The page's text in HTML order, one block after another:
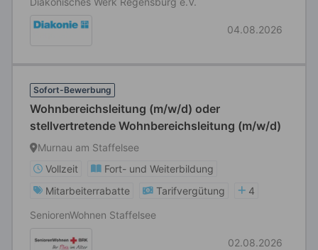
04.08.2026
Sofort-Bewerbung
Wohnbereichsleitung (m/w/d) oder
stellvertretende Wohnbereichsleitung (m/w/d)
Murnau am Staffelsee
Vollzeit
Fort- und Weiterbildung
Mitarbeiterrabatte
Tarifvergütung
4
SeniorenWohnen Staffelsee
02.08.2026